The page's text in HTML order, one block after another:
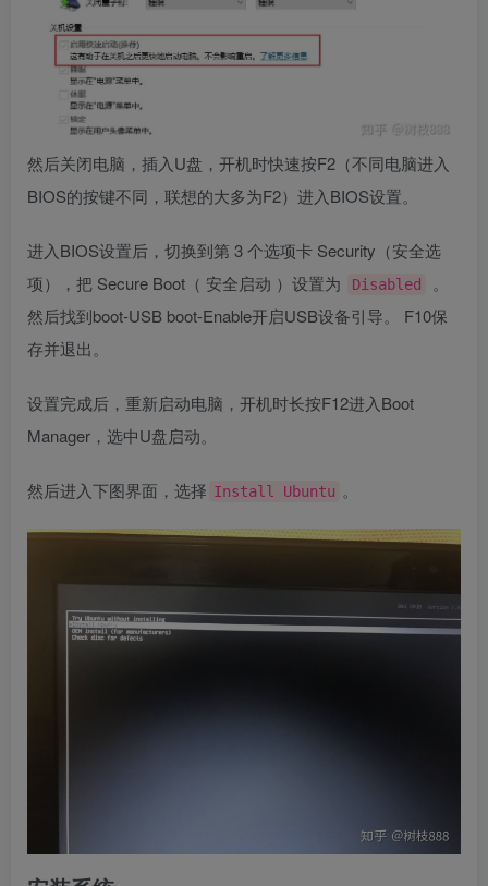
然后关闭电脑，插入U盘，开机时快速按F2（不同电脑进入
BIOS的按键不同，联想的大多为F2）进入BIOS设置。
进入BIOS设置后，切换到第 3 个选项卡 Security（安全选
项），把 Secure Boot（ 安全启动 ）设置为
Disabled
。
然后找到boot-USB boot-Enable开启USB设备引导。 F10保
存并退出。
设置完成后，重新启动电脑，开机时长按F12进入Boot
Manager，选中U盘启动。
然后进入下图界面，选择 Install Ubuntu 。